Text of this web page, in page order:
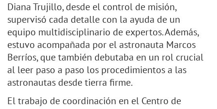
Diana Trujillo, desde el control de misión,
supervisó cada detalle con la ayuda de un
equipo multidisciplinario de expertos. Además,
estuvo acompañada por el astronauta Marcos
Berríos, que también debutaba en un rol crucial
al leer paso a paso los procedimientos a las
astronautas desde tierra firme.
El trabajo de coordinación en el Centro de